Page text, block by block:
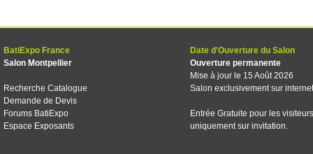
BatiExpo France
Salon Montpellier
Recherche Catalogue
Demande de Devis
Forums BatiExpo
Espace Exposants
Date d'Ouverture du Salon
Ouverture permanente
Mise à jour le 15 Août 2026
Salon exclusivement sur internet
Entrée Gratuite pour les visiteurs
uniquement sur invitation.